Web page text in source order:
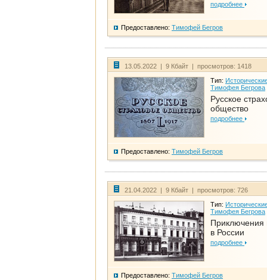
подробнее
Предоставлено: Тимофей Бегров
13.05.2022 | 9 Кбайт | просмотров: 1418
Тип:
Тимофея Бегрова
Русское
общество
подробнее
Предоставлено: Тимофей Бегров
21.04.2022 | 9 Кбайт | просмотров: 726
Тип:
Тимофея Бегрова
Приключения
в России
подробнее
Предоставлено: Тимофей Бегров